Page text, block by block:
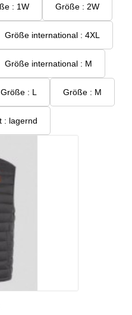
Größe : 1W Größe : 2W
Größe international : 4XL
Größe international : M
Größe : L Größe : M
Verfügbarkeit : lagernd